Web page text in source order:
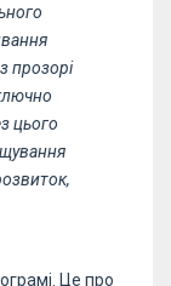
прозорі
цього
Це про